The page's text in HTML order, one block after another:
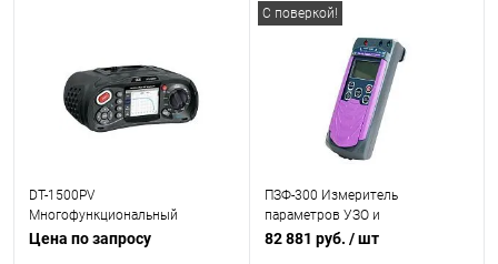
DT-1500PV
Многофункциональный
измеритель параметров
Цена по запросу
С поверкой!
ПЗФ-300 Измеритель
параметров УЗО и
сопротивления сети
82 881 руб. / шт